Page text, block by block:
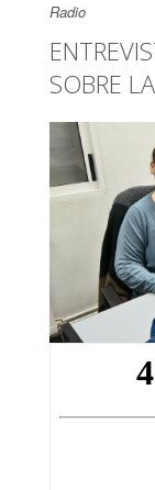
Radio
SOBRE